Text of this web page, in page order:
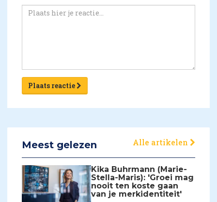
Plaats reactie
Meest gelezen Alle artikelen
Kika Buhrmann (Marie-
Stella-Maris): 'Groei mag
nooit ten koste gaan
van je merkidentiteit'